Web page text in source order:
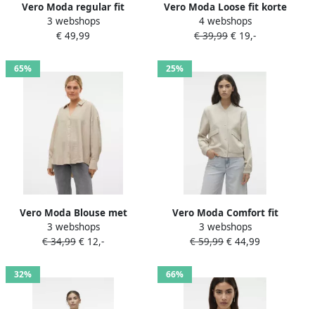
Vero Moda regular fit
bomberjack in viltlook
model 'CHLOE'
3 webshops
€ 49,99
Vero Moda Loose fit korte
blazer van mix van viscose
en linnen model 'JESMILO'
4 webshops
€ 39,99 € 19,-
65%
Vero Moda Blouse met
lange mouwen VMMELANEY
QUEENY LS SHIRT WVN
3 webshops
€ 34,99 € 12,-
25%
Vero Moda Comfort fit
bomberjack met viscose
model 'AMALA'
3 webshops
€ 59,99 € 44,99
32% 66%